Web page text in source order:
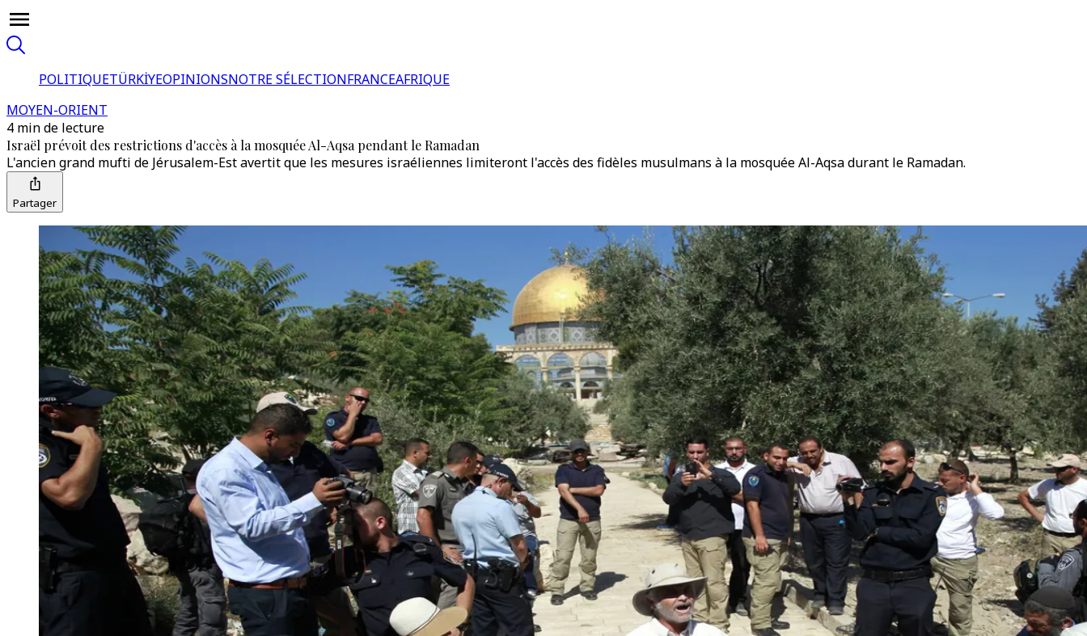
POLITIQUETÜRKİYEOPINIONSNOTRE SÉLECTIONFRANCEAFRIQUE
MOYEN-ORIENT
4 min de lecture
Israël prévoit des restrictions d'accès à la mosquée Al-Aqsa pendant le Ramadan
L'ancien grand mufti de Jérusalem-Est avertit que les mesures israéliennes limiteront l'accès des fidèles musulmans à la mosquée Al-Aqsa durant le Ramadan.
Partager